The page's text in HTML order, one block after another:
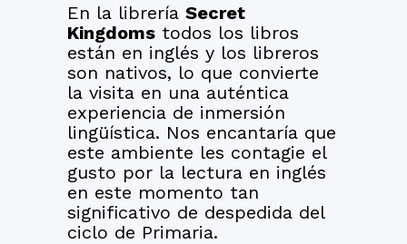
En la librería Secret
Kingdoms todos los libros
están en inglés y los libreros
son nativos, lo que convierte
la visita en una auténtica
experiencia de inmersión
lingüística. Nos encantaría que
este ambiente les contagie el
gusto por la lectura en inglés
en este momento tan
significativo de despedida del
ciclo de Primaria.